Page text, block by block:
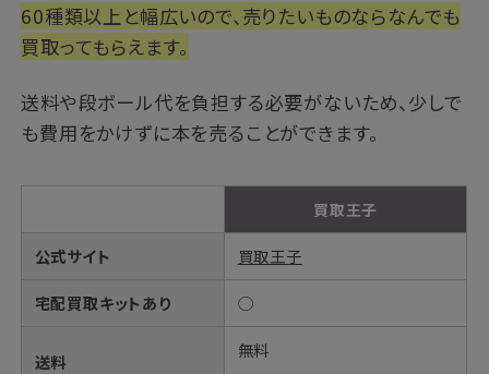
60種類以上と幅広いので、売りたいものならなんでも
買取ってもらえます。
送料や段ボール代を負担する必要がないため、少しで
も費用をかけずに本を売ることができます。
買取王子
公式サイト 買取王子
宅配買取キットあり ◯
送料
無料